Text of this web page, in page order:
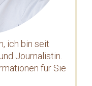
ich bin seit
Journalistin.
für Sie